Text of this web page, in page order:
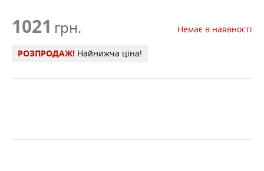
1021 грн. Немає в наявності
РОЗПРОДАЖ! Найнижча ціна!